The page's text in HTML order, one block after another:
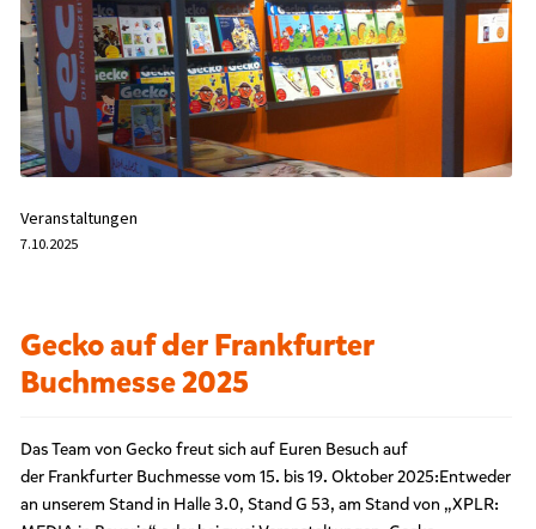
s
h
l
a
g
w
r
t
i
„
c
k
o
Veranstaltungen
7.10.2025
Gecko auf der Frankfurter
Buchmesse 2025
Das Team von Gecko freut sich auf Euren Besuch auf
der Frankfurter Buchmesse vom 15. bis 19. Oktober 2025:Entweder
an unserem Stand in Halle 3.0, Stand G 53, am Stand von „XPLR: